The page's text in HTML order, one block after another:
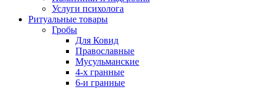
Услуги психолога
Ритуальные товары
Гробы
Для Ковид
Православные
Мусульманские
4-х гранные
6-и гранные